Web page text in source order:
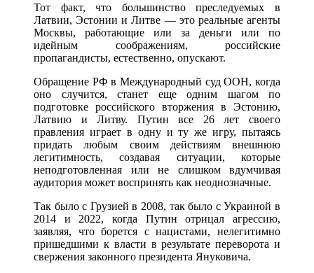
Тот факт, что большинство преследуемых в
Латвии, Эстонии и Литве — это реальные агенты
Москвы, работающие или за деньги или по
идейным соображениям, российские
пропагандисты, естественно, опускают.
Обращение РФ в Международный суд ООН, когда
оно случится, станет еще одним шагом по
подготовке российского вторжения в Эстонию,
Латвию и Литву. Путин все 26 лет своего
правления играет в одну и ту же игру, пытаясь
придать любым своим действиям внешнюю
легитимность, создавая ситуации, которые
неподготовленная или не слишком вдумчивая
аудитория может воспринять как неоднозначные.
Так было с Грузией в 2008, так было с Украиной в
2014 и 2022, когда Путин отрицал агрессию,
заявляя, что борется с нацистами, нелегитимно
пришедшими к власти в результате переворота и
свержения законного президента Януковича.